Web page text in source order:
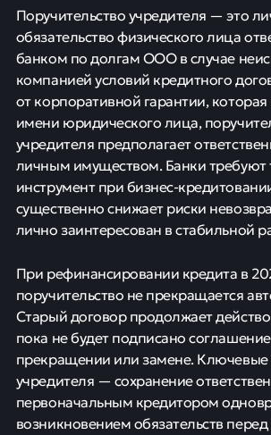
Поручительство учредителя — это
обязательство физического лица
банком по долгам ООО в случае
компанией условий кредитного
от корпоративной гарантии,
имени юридического лица,
учредителя предполагает
личным имуществом. Банки требуют
инструмент при бизнес-
существенно снижает риски
лично заинтересован в стабильной
При рефинансировании кредита в
поручительство не прекращается
Старый договор продолжает
пока не будет подписано
прекращении или замене. Ключевые
учредителя — сохранение
первоначальным кредитором
возникновением обязательств